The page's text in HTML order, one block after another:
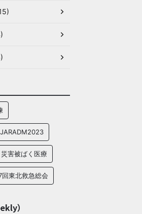
JARADM2023
災害被ばく医療
回東北救急総会
）